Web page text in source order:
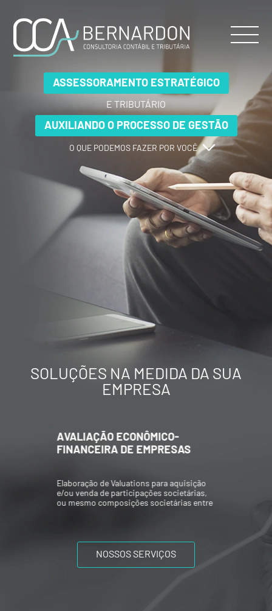
ASSESSORAMENTO ESTRATÉGICO
E TRIBUTÁRIO
AUXILIANDO O PROCESSO DE GESTÃO
O QUE PODEMOS FAZER POR VOCÊ
ASSESSORAMENTO ESTRATÉGICO
E TRIBUTÁRIO
AUXILIANDO O PROCESSO DE GESTÃO
O QUE PODEMOS FAZER POR VOCÊ
ASSESSORAMENTO ESTRATÉGICO
E TRIBUTÁRIO
AUXILIANDO O PROCESSO DE GESTÃO
O QUE PODEMOS FAZER POR VOCÊ
SOLUÇÕES NA MEDIDA DA SUA
EMPRESA
AVALIAÇÃO ECONÔMICO-
FINANCEIRA DE EMPRESAS
Elaboração de Valuations para aquisição
e/ou venda de participações societárias,
ou mesmo composições societárias entre
NOSSOS SERVIÇOS